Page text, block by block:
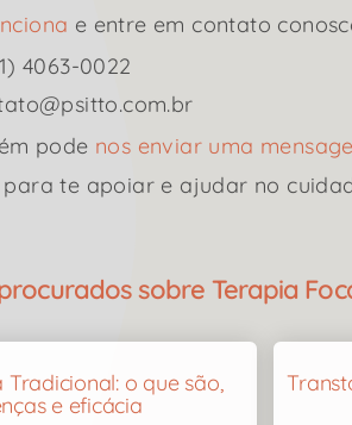
e entre em contato
4063-0022
pode nos enviar uma
te apoiar e ajudar no
sobre Terapia
Tradicional: o que são,
e eficácia